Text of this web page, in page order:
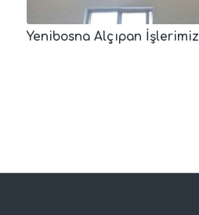
Yenibosna Alçıpan İşlerimiz